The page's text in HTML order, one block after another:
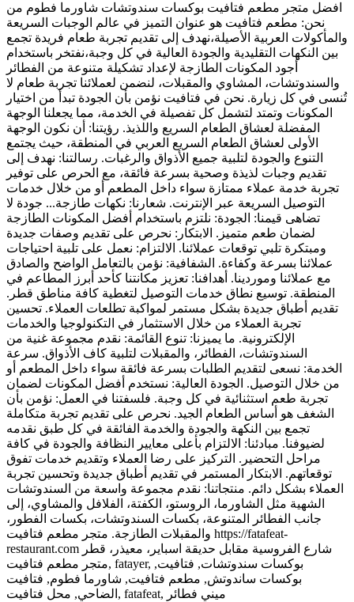
افضل متجر مطعم فتافيت بوكسات سندوتشات شاورما فطوم من
نحن: مطعم فتافيت هو عنوان التميز في عالم الوجبات السريعة
والمأكولات العربية الأصيلة،نهدف إلى تقديم تجربة طعام فريدة تجمع
بين النكهات التقليدية والجودة العالية في كل وجبة،نفتخر باستخدام
أجود المكونات الطازجة لإعداد تشكيلة متنوعة من الفطائر
والسندوتشات، المشاوي والمقبلات، لنضمن لعملائنا تجربة طعام لا
تُنسى في كل زيارة. نحن في فتافيت نؤمن بأن الجودة تبدأ من اختيار
المكونات وتمتد لتشمل كل تفصيلة في الخدمة، مما يجعلنا الوجهة
المفضلة لعشاق الطعام السريع واللذيذ. رؤيتنا: أن نكون الوجهة
الأولى لعشاق الطعام السريع العربي في المنطقة، حيث يجتمع
التنوع والجودة لتلبية جميع الأذواق والرغبات. رسالتنا: نهدف إلى
تقديم وجبات لذيذة وصحية بسرعة فائقة، مع الحرص على توفير
تجربة خدمة عملاء ممتازة سواء داخل المطعم أو من خلال خدمات
التوصيل السريعة عبر الإنترنت. شعارنا: نكهات طازجة... جودة لا
تضاهى قيمنا: الجودة: نلتزم باستخدام أفضل المكونات الطازجة
لضمان طعم متميز. الابتكار: نحرص على تقديم وصفات جديدة
ومبتكرة تلبي توقعات عملائنا. الالتزام: نعمل على تلبية احتياجات
عملائنا بسرعة وكفاءة. الشفافية: نؤمن بالتعامل الواضح والصادق
مع عملائنا وموردينا. أهدافنا: تعزيز مكانتنا كأحد أبرز المطاعم في
المنطقة. توسيع نطاق خدمات التوصيل لتغطية كافة مناطق قطر.
تقديم أطباق جديدة بشكل مستمر لمواكبة تطلعات العملاء. تحسين
تجربة العملاء من خلال الاستثمار في التكنولوجيا والخدمات
الإلكترونية. ما يميزنا: تنوع القائمة: نقدم مجموعة غنية من
السندوتشات، الفطائر، والمقبلات لتلبية كاف الأذواق. سرعة
الخدمة: نسعى لتقديم الطلبات بسرعة فائقة سواء داخل المطعم أو
من خلال التوصيل. الجودة العالية: نستخدم أفضل المكونات لضمان
تجربة طعم استثنائية في كل وجبة. فلسفتنا في العمل: نؤمن بأن
الشغف هو أساس الطعام الجيد. نحرص على تقديم تجربة متكاملة
تجمع بين النكهة والجودة والخدمة الفائقة في كل طبق نقدمه
لضيوفنا. مبادئنا: الالتزام بأعلى معايير النظافة والجودة في كافة
مراحل التحضير. التركيز على رضا العملاء وتقديم خدمات تفوق
توقعاتهم. الابتكار المستمر في تقديم أطباق جديدة وتحسين تجربة
العملاء بشكل دائم. منتجاتنا: نقدم مجموعة واسعة من السندوتشات
الشهية مثل الشاورما، الروستو، الكفتة، الفلافل والمشاوي، إلى
جانب الفطائر المتنوعة، بكسات السندوتشات، بكسات الفطور،
والمقبلات الطازجة. متجر مطعم فتافيت https://fatafeat-
restaurant.com شارع الفروسية مقابل حديقة اسباير، معيذر، قطر
متجر مطعم فتافيت, fatayer, بوكسات سندوتشات, فتافيت,
بوكسات ساندوتش, مطعم فتافيت, شاورما فطوم, فتافيت
الضاحي, محل فتافيت, fatafeat, ميني فطائر